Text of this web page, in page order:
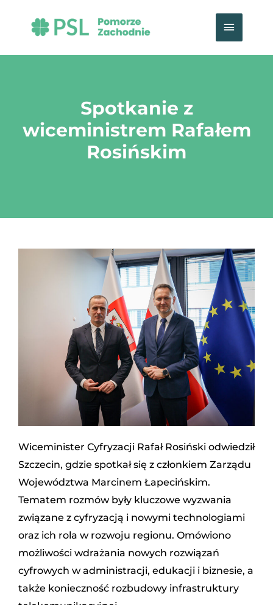
Główne
menu
Spotkanie z
wiceministrem Rafałem
Rosińskim
Wiceminister Cyfryzacji Rafał Rosiński odwiedził
Szczecin, gdzie spotkał się z członkiem Zarządu
Województwa Marcinem Łapecińskim.
Tematem rozmów były kluczowe wyzwania
związane z cyfryzacją i nowymi technologiami
oraz ich rola w rozwoju regionu. Omówiono
możliwości wdrażania nowych rozwiązań
cyfrowych w administracji, edukacji i biznesie, a
także konieczność rozbudowy infrastruktury